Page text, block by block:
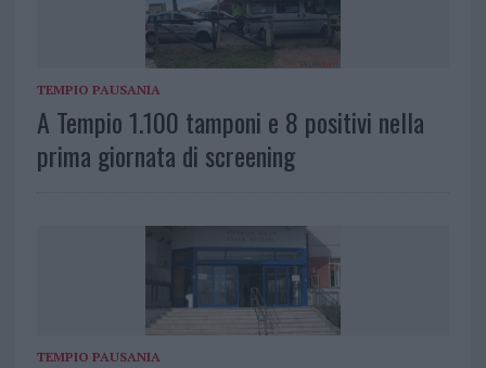
TEMPIO PAUSANIA
A Tempio 1.100 tamponi e 8 positivi nella
prima giornata di screening
TEMPIO PAUSANIA